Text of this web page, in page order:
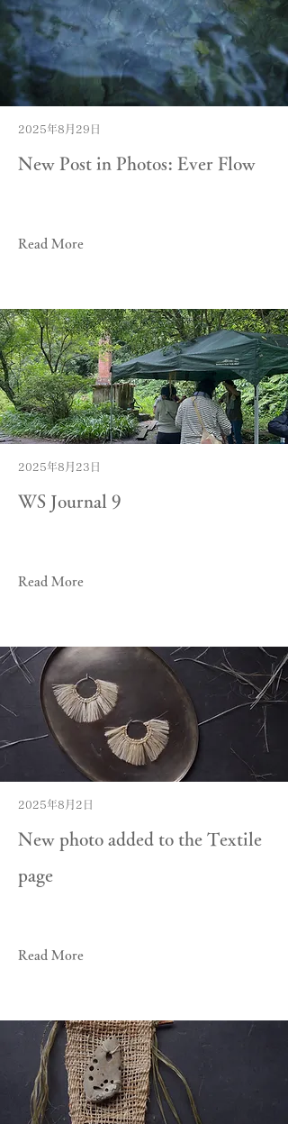
2025年8月29日
New Post in Photos: Ever Flow
Read More
2025年8月23日
WS Journal 9
Read More
2025年8月2日
New photo added to the Textile
page
Read More